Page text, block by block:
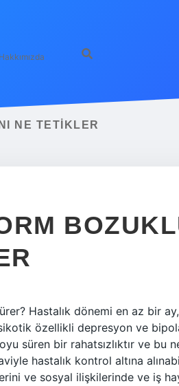
Hakkımızda
NE TETIKLER
Hastalık dönemi en az bir
özellikli depresyon ve
süren bir rahatsızlıktır ve bu
hastalık kontrol altına
ve sosyal ilişkilerinde ve iş